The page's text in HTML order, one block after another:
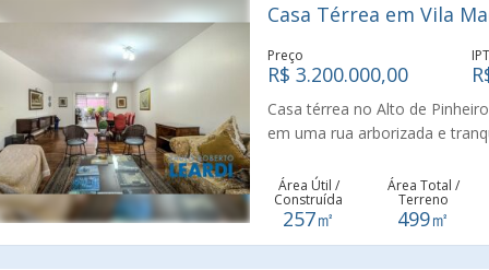
churrasqueira é um
o amplo jardim traz charme,
contato com o verde. Outro
garante comodidade e
estratégico, combinando
estação do Metro, linha
do que um imóvel, um estilo
Casa Térrea em Vila
Preço
R$ 3.200.000,00
Casa térrea no Alto de
em uma rua arborizada e
marcada pela presença de
acolhedor e diferenciado,
ligam o bairro às demais áreas
Área Útil /
Construída
257㎡
Área Total /
Terreno
499㎡